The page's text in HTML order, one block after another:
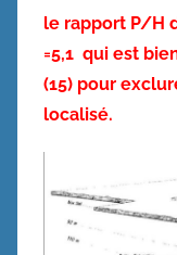
le rapport P/H
=5,1 qui est
(15) pour
localisé.